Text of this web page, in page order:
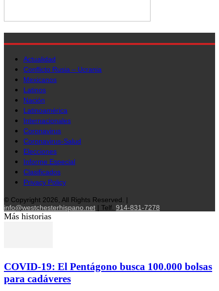
Actualidad
Conflicto Rusia – Ucrania
Mexicanos
Latinos
Nación
Latinoamérica
Internacionales
Coronavirus
Coronavirus-Salud
Elecciones
Informe Especial
Clasificados
Privacy Policy
© Copyright 2026, All Rights Reserved. |
info@westchesterhispano.net | Telf. 914-831-7278
Más historias
COVID-19: El Pentágono busca 100.000 bolsas
para cadáveres